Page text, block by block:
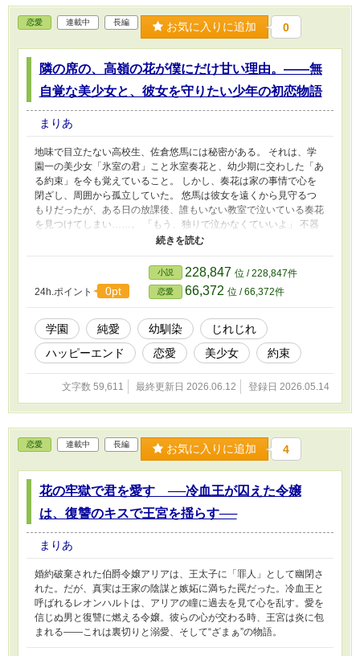
恋愛 連載中 長編 お気に入りに追加 0
隣の席の、高嶺の花が僕にだけ甘い理由。――無
自覚な美少女と、彼女を守りたい少年の初恋物語
まりあ
地味で目立たない高校生、佐倉悠馬には秘密がある。 それは、学
園一の美少女「氷室の君」こと氷室奏花と、幼少期に交わした「あ
る約束」を今も覚えていること。 しかし、奏花は家の事情で心を
閉ざし、周囲から孤立していた。 悠馬は彼女を遠くから見守るつ
もりだったが、ある日の放課後、誰もいない教室で泣いている奏花
を見つけてしまい……。 「もう、独りで泣かなくていいよ」 不器
用な優しさが、凍りついた彼女の心を溶かしていく。 すれ違う二
人、募る想い。 これは、臆病な僕たちが本当の「好き」を見つけ
るまでの、ひたむきな恋の記録。
24h.ポイント 0pt
小説 228,847 位 / 228,847件
恋愛 66,372 位 / 66,372件
学園 純愛 幼馴染
じれじれ
ハッピーエンド
恋愛 美少女 約束
文字数 59,611 最終更新日 2026.06.12 登録日 2026.05.14
恋愛 連載中 長編 お気に入りに追加 4
花の牢獄で君を愛す ──冷血王が囚えた令嬢
は、復讐のキスで王宮を揺らす──
まりあ
婚約破棄された伯爵令嬢アリアは、王太子に「罪人」として幽閉さ
れた。だが、真実は王家の陰謀と嫉妬に満ちた罠だった。冷血王と
呼ばれるレオンハルトは、アリアの瞳に過去を見て心を乱す。愛を
信じぬ男と復讐に燃える令嬢。彼らの心が交わる時、王宮は炎に包
まれる――これは裏切りと溺愛、そして“ざまぁ”の物語。